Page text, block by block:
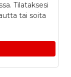
Tilataksesi
tai soita